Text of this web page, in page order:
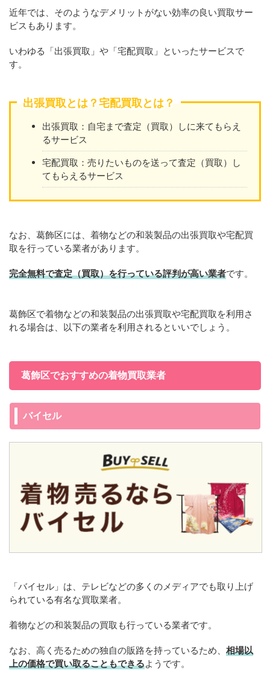
近年では、そのようなデメリットがない効率の良い買取サー
ビスもあります。
いわゆる「出張買取」や「宅配買取」といったサービスで
す。
出張買取とは？宅配買取とは？
出張買取：自宅まで査定（買取）しに来てもらえ
るサービス
宅配買取：売りたいものを送って査定（買取）し
てもらえるサービス
なお、葛飾区には、着物などの和装製品の出張買取や宅配買
取を行っている業者があります。
完全無料で査定（買取）を行っている評判が高い業者です。
葛飾区で着物などの和装製品の出張買取や宅配買取を利用さ
れる場合は、以下の業者を利用されるといいでしょう。
葛飾区でおすすめの着物買取業者
バイセル
「バイセル」は、テレビなどの多くのメディアでも取り上げ
られている有名な買取業者。
着物などの和装製品の買取も行っている業者です。
なお、高く売るための独自の販路を持っているため、 相場以
上の価格で買い取ることもできるようです。